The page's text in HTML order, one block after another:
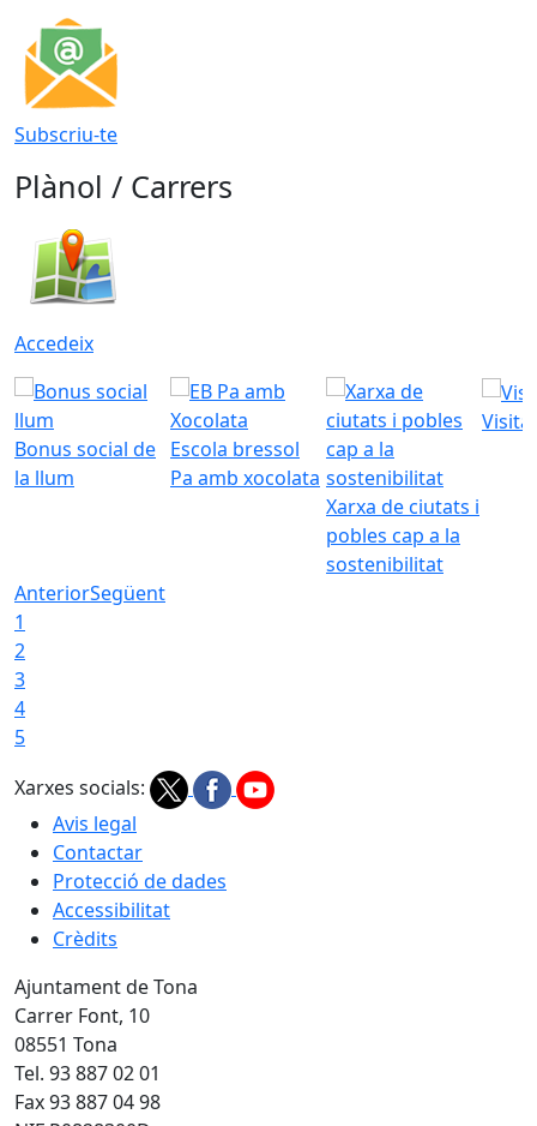
Subscriu-te
Plànol / Carrers
Accedeix
Bonus social de
la llum
Escola bressol
Pa amb xocolata
Xarxa de ciutats i
pobles cap a la
sostenibilitat
Visita
AnteriorSegüent
1
2
3
4
5
Xarxes socials:
Avis legal
Contactar
Protecció de dades
Accessibilitat
Crèdits
Ajuntament de Tona
Carrer Font, 10
08551 Tona
Tel. 93 887 02 01
Fax 93 887 04 98